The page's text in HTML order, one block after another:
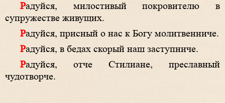
Радуйся, милостивый покровителю в
супружестве живущих.
Радуйся, присный о нас к Богу молитвенниче.
Радуйся, в бедах скорый наш заступниче.
Радуйся, отче Стилиане, преславный
чудотворче.